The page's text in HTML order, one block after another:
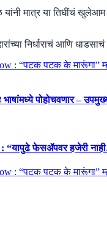
यांनी मात्र या तिघींचं
निर्धाराचं आणि
पोहोचवणार –
फेसॲपवर हजेरी